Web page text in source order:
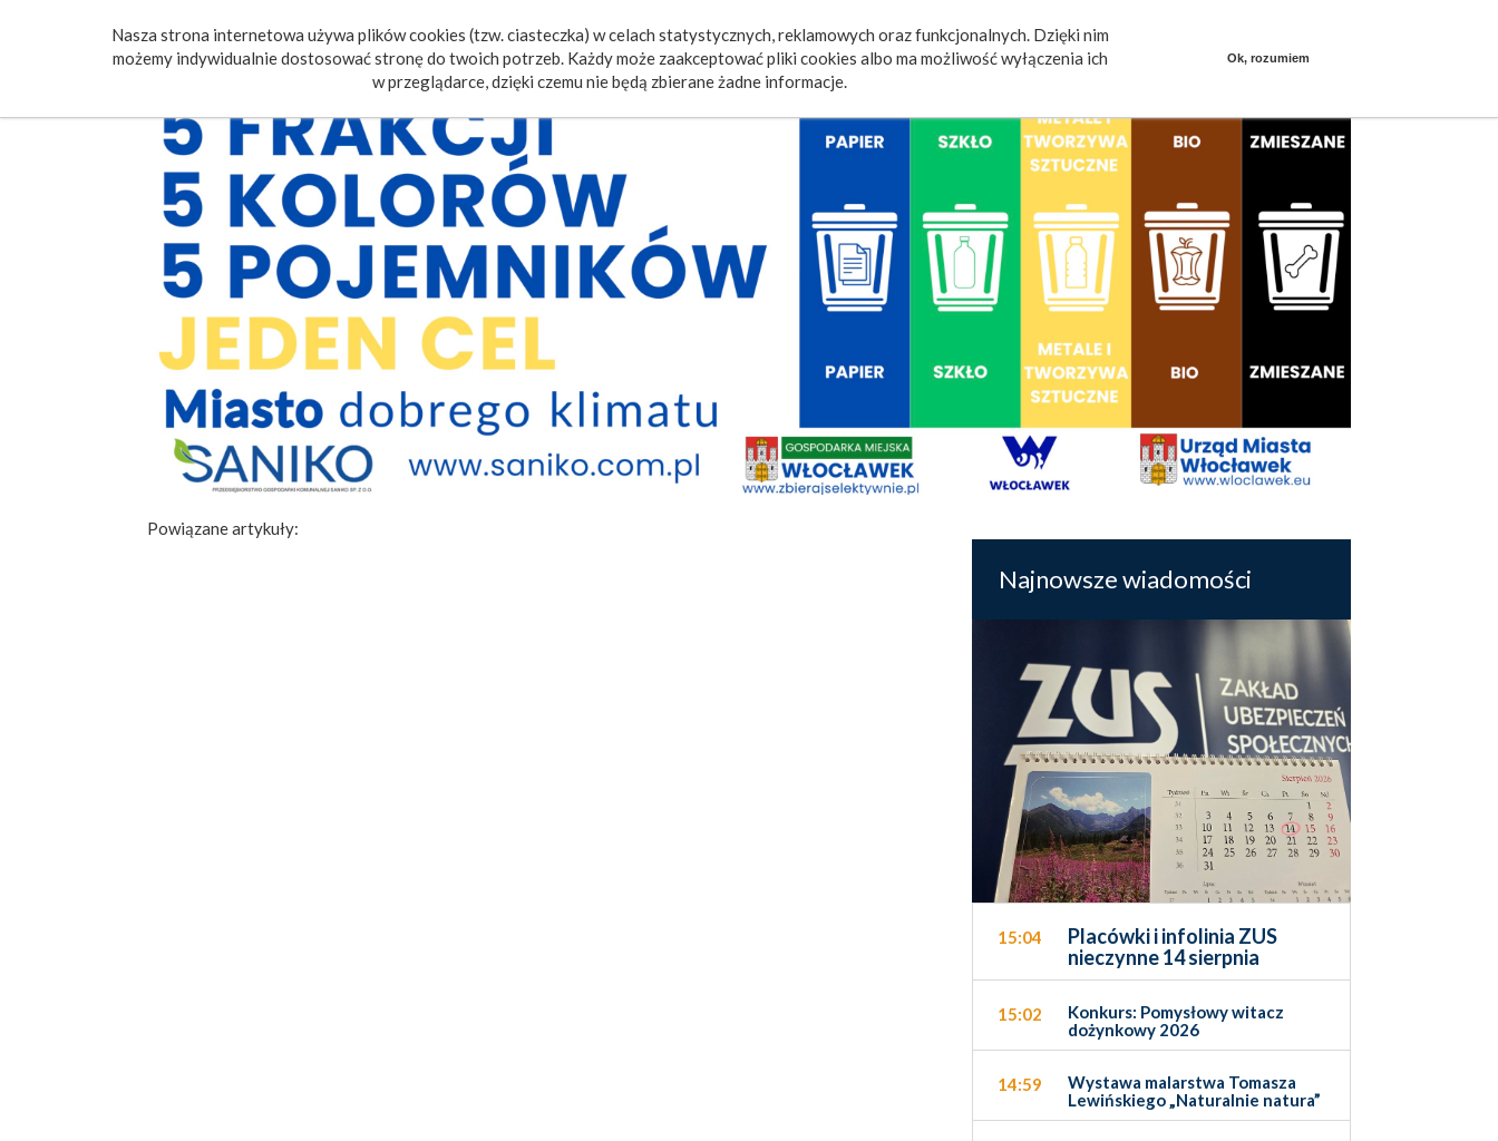
Nasza strona internetowa używa plików cookies (tzw. ciasteczka) w celach statystycznych, reklamowych oraz funkcjonalnych. Dzięki nim
możemy indywidualnie dostosować stronę do twoich potrzeb. Każdy może zaakceptować pliki cookies albo ma możliwość wyłączenia ich
w przeglądarce, dzięki czemu nie będą zbierane żadne informacje.
Ok, rozumiem
Poczta Wydarzenia Ogłoszenia Video Fotorelacje Mieszkańcy mówią
Powiązane artykuły:
Najnowsze wiadomości
15:04
Placówki i infolinia ZUS
nieczynne 14 sierpnia
15:02
Konkurs: Pomysłowy witacz
dożynkowy 2026
14:59
Wystawa malarstwa Tomasza
Lewińskiego „Naturalnie natura”